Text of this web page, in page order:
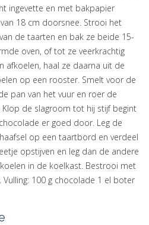
ingevette en met bakpapier
18 cm doorsnee. Strooi het
de taarten en bak ze beide 15-
oven, of tot ze veerkrachtig
afkoelen, haal ze daarna uit de
op een rooster. Smelt voor de
pan van het vuur en roer de
de slagroom tot hij stijf begint
er goed door. Leg de
op een taartbord en verdeel
opstijven en leg dan de andere
in de koelkast. Bestrooi met
100 g chocolade 1 el boter